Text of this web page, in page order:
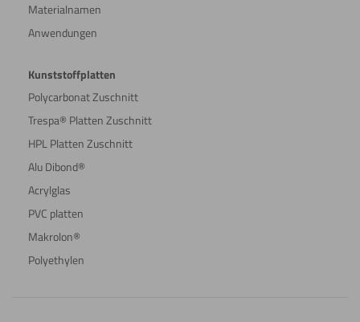
Materialnamen
Anwendungen
Kunststoffplatten
Polycarbonat Zuschnitt
Trespa® Platten Zuschnitt
HPL Platten Zuschnitt
Alu Dibond®
Acrylglas
PVC platten
Makrolon®
Polyethylen